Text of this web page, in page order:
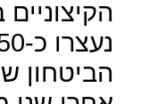
הביטחון